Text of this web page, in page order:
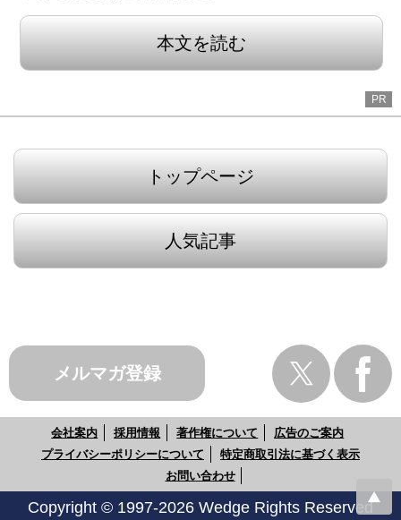
本文を読む
PR
トップページ
人気記事
メルマガ登録
会社案内 採用情報 著作権について
広告のご案内
プライバシーポリシーについて
特定商取引法に基づく表示
お問い合わせ
Copyright © 1997-2026 Wedge Rights Reserved